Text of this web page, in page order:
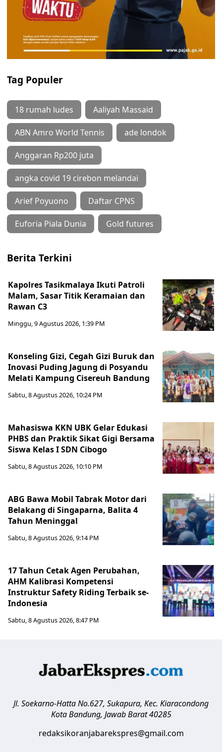
Tag Populer
18 rumah ludes Aaliyah Massaid
ABN Amro World Tennis ade londok
Anggaran Rp200 juta
angka covid 19 cirebon melandai
Arief Poyuono Daftar CPNS
Euforia Piala Dunia Gold futures
Berita Terkini
Kapolres Tasikmalaya Ikuti Patroli
Malam, Sasar Titik Keramaian dan
Rawan C3
Minggu, 9 Agustus 2026, 1:39 PM
Konseling Gizi, Cegah Gizi Buruk dan
Inovasi Puding Jagung di Posyandu
Melati Kampung Cisereuh Bandung
Sabtu, 8 Agustus 2026, 10:24 PM
Mahasiswa KKN UBK Gelar Edukasi
PHBS dan Praktik Sikat Gigi Bersama
Siswa Kelas I SDN Cibogo
Sabtu, 8 Agustus 2026, 10:10 PM
ABG Bawa Mobil Tabrak Motor dari
Belakang di Singaparna, Balita 4
Tahun Meninggal
Sabtu, 8 Agustus 2026, 9:14 PM
17 Tahun Cetak Agen Perubahan,
AHM Kalibrasi Kompetensi
Instruktur Safety Riding Terbaik se-
Indonesia
Sabtu, 8 Agustus 2026, 8:47 PM
Jl. Soekarno-Hatta No.627, Sukapura, Kec. Kiaracondong
Kota Bandung, Jawab Barat 40285
redaksikoranjabarekspres@gmail.com